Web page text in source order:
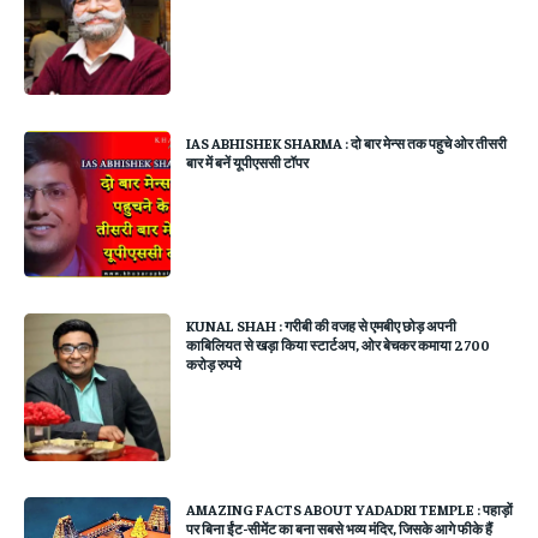
IAS ABHISHEK SHARMA : दो बार मेन्स तक पहुचे ओर तीसरी
बार में बनें यूपीएससी टॉपर
KUNAL SHAH : गरीबी की वजह से एमबीए छोड़ अपनी
काबिलियत से खड़ा किया स्टार्टअप, ओर बेचकर कमाया 2700
करोड़ रुपये
AMAZING FACTS ABOUT YADADRI TEMPLE : पहाड़ों
पर बिना ईंट-सीमेंट का बना सबसे भव्य मंदिर, जिसके आगे फीके हैं